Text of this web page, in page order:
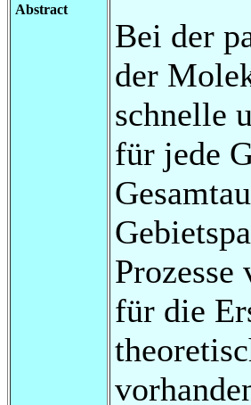
Abstract
Bei der
der
schnelle
für jede
für die